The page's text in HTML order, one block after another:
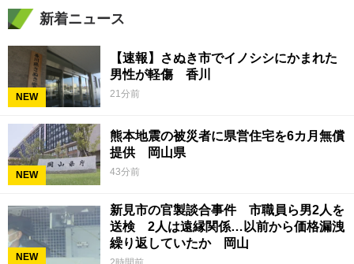
新着ニュース
NEW
【速報】さぬき市でイノシシにかまれた
男性が軽傷 香川
21分前
NEW
熊本地震の被災者に県営住宅を6カ月無償
提供 岡山県
43分前
NEW
新見市の官製談合事件 市職員ら男2人を
送検 2人は遠縁関係…以前から価格漏洩
繰り返していたか 岡山